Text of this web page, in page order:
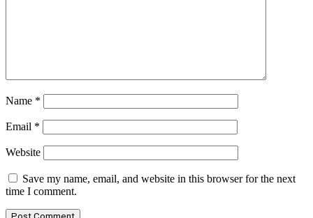
Name *
Email *
Website
Save my name, email, and website in this browser for the next
time I comment.